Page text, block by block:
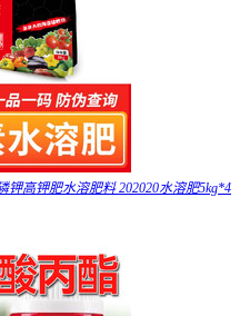
高钾肥水溶肥料 202020水溶肥5kg*4